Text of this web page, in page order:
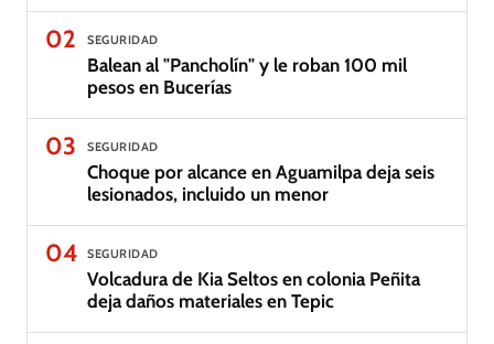
02 SEGURIDAD
Balean al "Pancholín" y le roban 100 mil
pesos en Bucerías
03 SEGURIDAD
Choque por alcance en Aguamilpa deja seis
lesionados, incluido un menor
04 SEGURIDAD
Volcadura de Kia Seltos en colonia Peñita
deja daños materiales en Tepic